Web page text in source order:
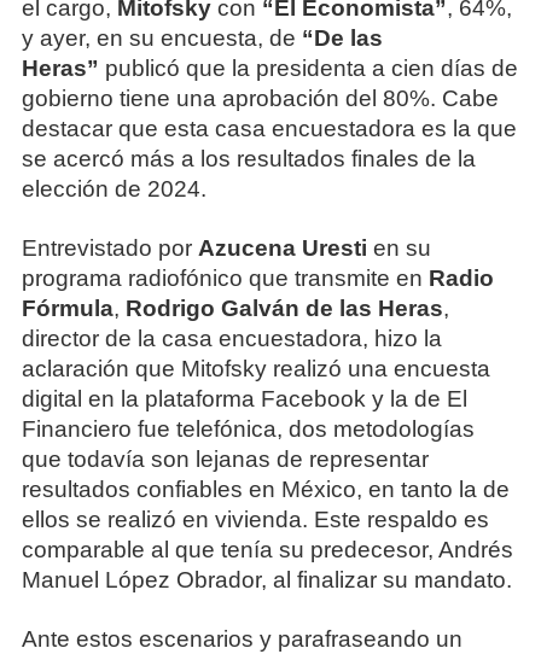
el cargo, Mitofskycon “El Economista”, 64%,
y ayer, en su encuesta, de “De las
Heras” publicó que la presidenta a cien días de
gobierno tiene una aprobación del 80%. Cabe
destacar que esta casa encuestadora es la que
se acercó más a los resultados finales de la
elección de 2024.
Entrevistado por Azucena Uresti en su
programa radiofónico que transmite en Radio
Fórmula, Rodrigo Galván de las Heras,
director de la casa encuestadora, hizo la
aclaración que Mitofsky realizó una encuesta
digital en la plataforma Facebook y la de El
Financiero fue telefónica, dos metodologías
que todavía son lejanas de representar
resultados confiables en México, en tanto la de
ellos se realizó en vivienda. Este respaldo es
comparable al que tenía su predecesor, Andrés
Manuel López Obrador, al finalizar su mandato.
Ante estos escenarios y parafraseando un